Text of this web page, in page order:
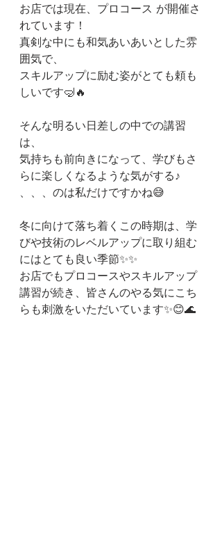
お店では現在、プロコース が開催さ
れています！
真剣な中にも和気あいあいとした雰
囲気で、
スキルアップに励む姿がとても頼も
しいです🤿🔥
そんな明るい日差しの中での講習
は、
気持ちも前向きになって、学びもさ
らに楽しくなるような気がする♪
、、、のは私だけですかね😅
冬に向けて落ち着くこの時期は、学
びや技術のレベルアップに取り組む
にはとても良い季節✨️✨️
お店でもプロコースやスキルアップ
講習が続き、皆さんのやる気にこち
らも刺激をいただいています✨😊🌊